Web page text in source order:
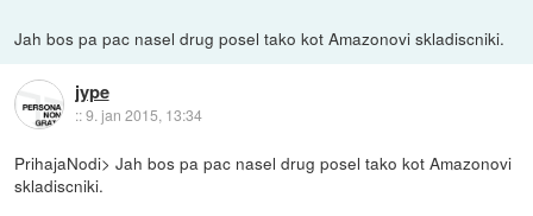
Jah bos pa pac nasel drug posel tako kot Amazonovi skladiscniki.
jype
::9. jan 2015, 13:34
PrihajaNodi> Jah bos pa pac nasel drug posel tako kot Amazonovi
skladiscniki.